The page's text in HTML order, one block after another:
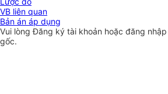
VB liên quan
Bản án áp dụng
Vui lòngĐăng ký tài khoản hoặc đăng nhập
gốc.